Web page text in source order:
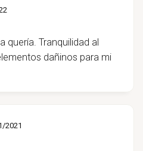
quería. Tranquilidad al
dañinos para mi
2021